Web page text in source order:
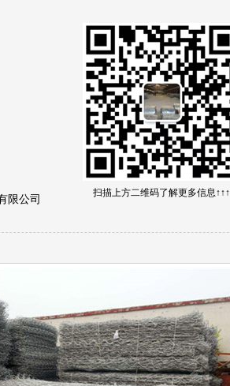
限公司
扫描上方二维码了解更多信息↑↑↑